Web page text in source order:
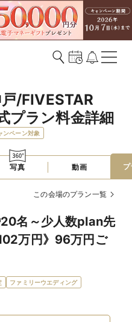
/FIVESTAR
プラン料金詳細
ンペーン対象
写真 動画
この会場のプラン一覧
名～少人数plan先
万円》96万円ご
ファミリーウエディング